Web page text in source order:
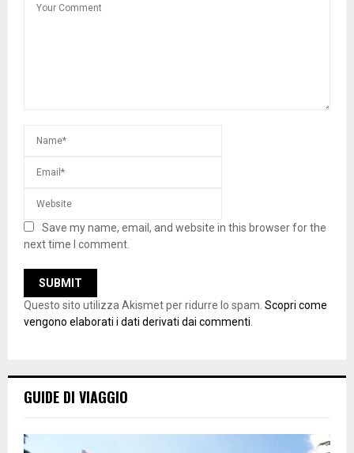
Save my name, email, and website in this browser for the
next time I comment.
Questo sito utilizza Akismet per ridurre lo spam. Scopri come
vengono elaborati i dati derivati dai commenti
GUIDE DI VIAGGIO